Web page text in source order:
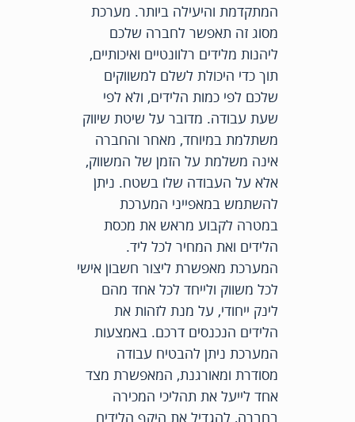
המתקדמת והיעילה ביותר. מערכת
מסוג זה תאפשר לחברה שלכם
ליהנות מלידים רלוונטיים ואיכותיים,
תוך כדי היכולת לשלם למשווקים
שלכם לפי כמות הלידים, ולא לפי
שעת עבודה. מדובר על שיטת שיווק
משתלמת במיוחד, מאחר והחברה
אינה משלמת על הזמן של המשווק,
אלא על העבודה שלו בשטח. ניתן
להשתמש במאפייני המערכת
במטרה לקבוע מראש את מכסת
הלידים ואת המחיר לכל ליד.
המערכת מאפשרת ליצור חשבון אישי
לכל משווק ולייחד לכל אחד מהם
לינק ייחודי, על מנת לזהות את
הלידים הנכנסים דרכם. באמצעות
המערכת ניתן להבטיח עבודה
מסודרת ומאורגנת, המאפשרת מצד
אחד לייעל את תהליכי המכירה
בחברה, להגדיל את היקף הלידים